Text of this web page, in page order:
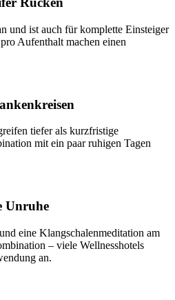
und ist auch für komplette Einsteiger
Aufenthalt machen einen
tiefer als kurzfristige
mit ein paar ruhigen Tagen
Unruhe
eine Klangschalenmeditation am
– viele Wellnesshotels
an.